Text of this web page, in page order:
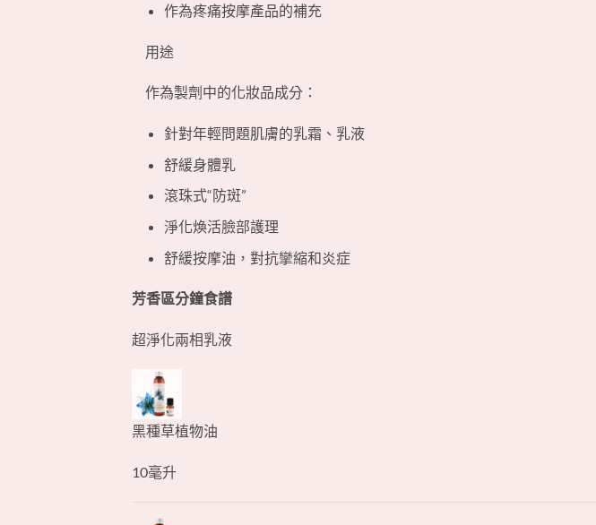
作為疼痛按摩產品的補充
用途
作為製劑中的化妝品成分：
針對年輕問題肌膚的乳霜、乳液
舒緩身體乳
滾珠式“防斑”
淨化煥活臉部護理
舒緩按摩油，對抗攣縮和炎症
芳香區分鐘食譜
超淨化兩相乳液
黑種草植物油
10毫升